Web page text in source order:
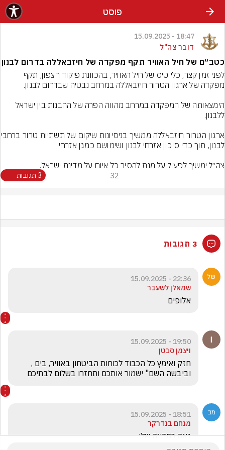
פוסט
18:47 - 15.09.2025
דובר צה"ל
כטב״ם של חיל האוויר תקף מפקדה של חיזבאללה בדרום לבנון
צה״ל ימשיך לפעול על מנת להסיר כל איום על מדינת ישראל.
32 3 תגובות
3 תגובות
22:36 - 15.09.2025
שמאלן לשעבר
אלופים
19:50 - 15.09.2025
ויצמן סבטן
וביבשה השם" ישמור אותכם ותחזרו בשלום לבתיכם
18:51 - 15.09.2025
מנחם בנדרקר
גאה כמדינה שלי